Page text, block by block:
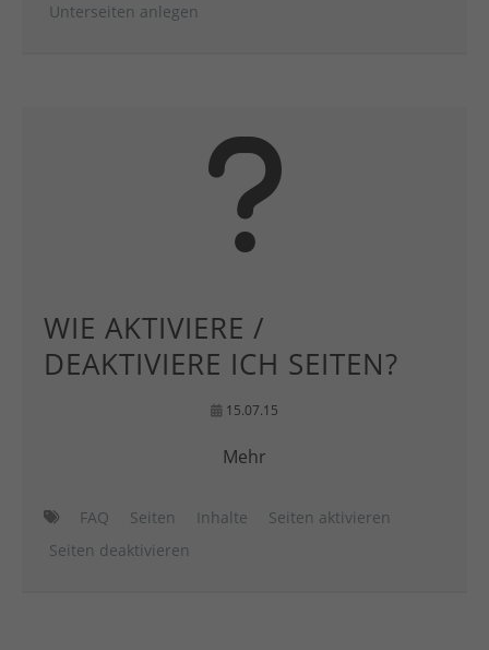
Unterseiten anlegen
WIE AKTIVIERE /
DEAKTIVIERE ICH SEITEN?
15.07.15
Mehr
FAQ Seiten Inhalte
Seiten aktivieren
Seiten deaktivieren